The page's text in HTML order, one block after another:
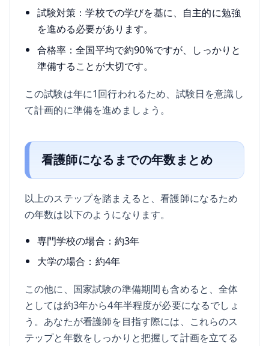
試験対策：学校での学びを基に、自主的に勉強
を進める必要があります。
合格率：全国平均で約90%ですが、しっかりと
準備することが大切です。
この試験は年に1回行われるため、試験日を意識し
て計画的に準備を進めましょう。
看護師になるまでの年数まとめ
以上のステップを踏まえると、看護師になるため
の年数は以下のようになります。
専門学校の場合：約3年
大学の場合：約4年
この他に、国家試験の準備期間も含めると、全体
としては約3年から4年半程度が必要になるでしょ
う。あなたが看護師を目指す際には、これらのス
テップと年数をしっかりと把握して計画を立てる